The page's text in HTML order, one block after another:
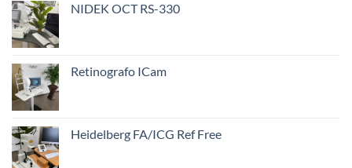
NIDEK OCT RS-330
Retinografo ICam
Heidelberg FA/ICG Ref Free